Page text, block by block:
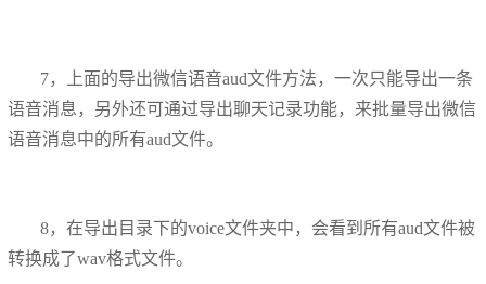
7，上面的导出微信语音aud文件方法，一次只能导出一条
语音消息，另外还可通过导出聊天记录功能，来批量导出微信
语音消息中的所有aud文件。
8，在导出目录下的voice文件夹中，会看到所有aud文件被
转换成了wav格式文件。